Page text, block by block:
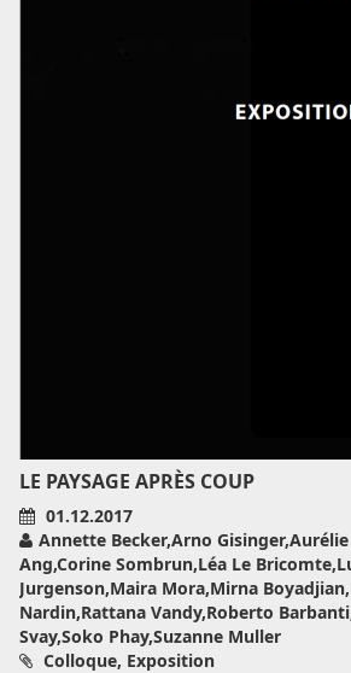
LE PAYSAGE APRÈS COUP
01.12.2017
Annette Becker,Arno
Ang,Corine Sombrun,Léa Le
Jurgenson,Maira Mora,Mirna
Nardin,Rattana Vandy,Roberto
Svay,Soko Phay,Suzanne Muller
Colloque, Exposition